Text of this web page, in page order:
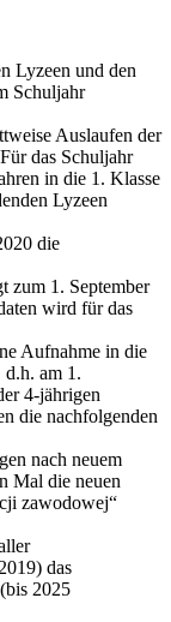
Lyzeen und den
Schuljahr
Auslaufen der
das Schuljahr
in die 1. Klasse
Lyzeen
die
zum 1. September
wird für das
Aufnahme in die
d.h. am 1.
4-jährigen
die nachfolgenden
nach neuem
Mal die neuen
zawodowej“
das
2025